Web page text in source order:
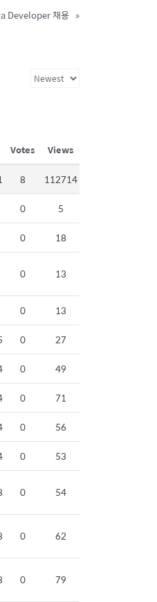
Developer 채용 »
Votes Views
8
112714
0
5
0 18
0 13
0
13
0
27
0
49
0
71
0
56
0 53
0 54
0 62
0 79